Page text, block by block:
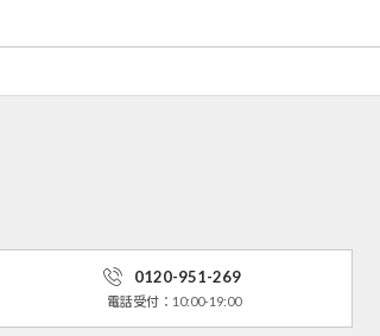
0120-951-269
電話受付：10:00-19:00